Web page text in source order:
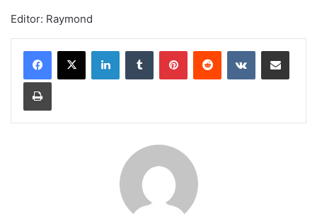
Editor: Raymond
LinkedInTumblr PinterestReddit VKontakteShare via Email
Print